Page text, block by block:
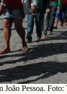
João Pessoa.